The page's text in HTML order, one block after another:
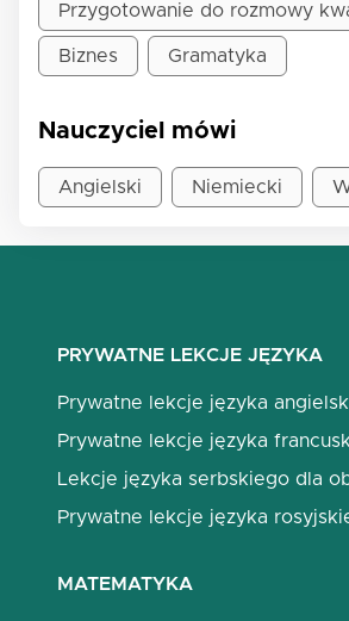
Przygotowanie do rozmowy
Biznes Gramatyka
Nauczyciel mówi
Angielski Niemiecki
PRYWATNE LEKCJE JĘZYKA
Prywatne lekcje języka
Prywatne lekcje języka
Lekcje języka serbskiego dla
Prywatne lekcje języka
MATEMATYKA